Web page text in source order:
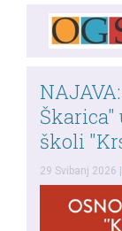
Škarica"
školi
29 Svibanj 2026